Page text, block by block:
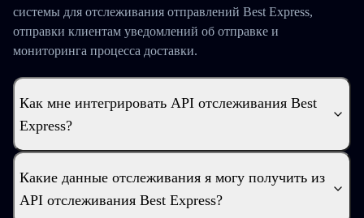
системы для отслеживания отправлений Best Express,
отправки клиентам уведомлений об отправке и
мониторинга процесса доставки.
Как мне интегрировать API отслеживания Best
Express?
Какие данные отслеживания я могу получить из
API отслеживания Best Express?